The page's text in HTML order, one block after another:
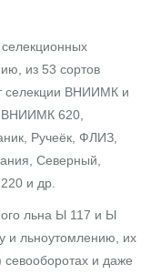
из 53 сортов
селекции ВНИИМК и
ВНИИМК 620,
Ручеёк, ФЛИЗ,
Северный,
и др.
льна Ы 117 и Ы
и льноутомлению, их
и даже